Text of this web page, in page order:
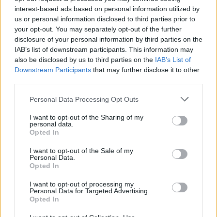
interest-based ads based on personal information utilized by
us or personal information disclosed to third parties prior to
your opt-out. You may separately opt-out of the further
disclosure of your personal information by third parties on the
IAB’s list of downstream participants. This information may
also be disclosed by us to third parties on the IAB’s List of
Downstream Participants that may further disclose it to other
Personal Data Processing Opt Outs
I want to opt-out of the Sharing of my
personal data.
Opted In
I want to opt-out of the Sale of my
Personal Data.
Opted In
I want to opt-out of processing my
Personal Data for Targeted Advertising.
Opted In
Ροή ειδήσεων Δημοφιλή
23:47
Νέα έρευνα: Οι γυναίκες με δύο έως τρία παιδιά γερνούν
πιο αργά
Ολική έκλειψη ηλίου: Στις 12 Αυγούστου θα σκοτεινιάσει
Τουρισμός: Με θετικό πρόσημο έως τώρα, παρά τα
σκαμπανεβάσματα, η χρονιά